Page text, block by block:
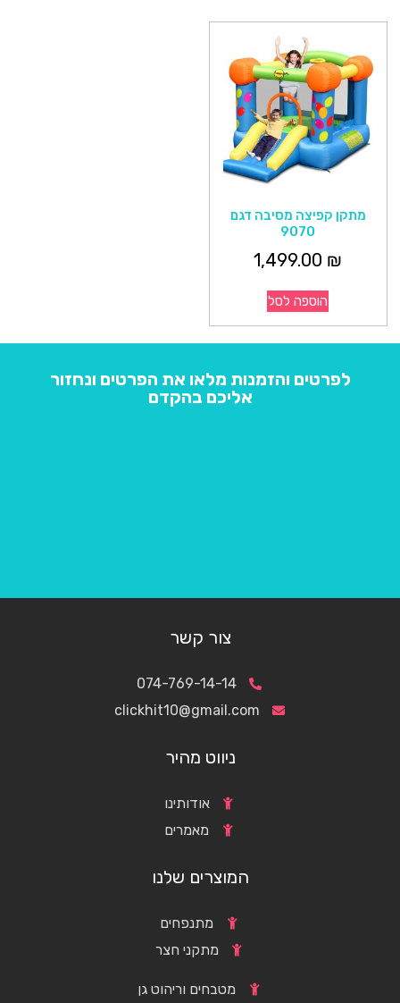
מתקן קפיצה מסיבה דגם
9070
1,499.00 ₪
הוספה לסל
לפרטים והזמנות מלאו את הפרטים ונחזור
אליכם בהקדם
צור קשר
074-769-14-14
clickhit10@gmail.com
ניווט מהיר
אודותינו
מאמרים
המוצרים שלנו
מתנפחים
מתקני חצר
מטבחים וריהוט גן